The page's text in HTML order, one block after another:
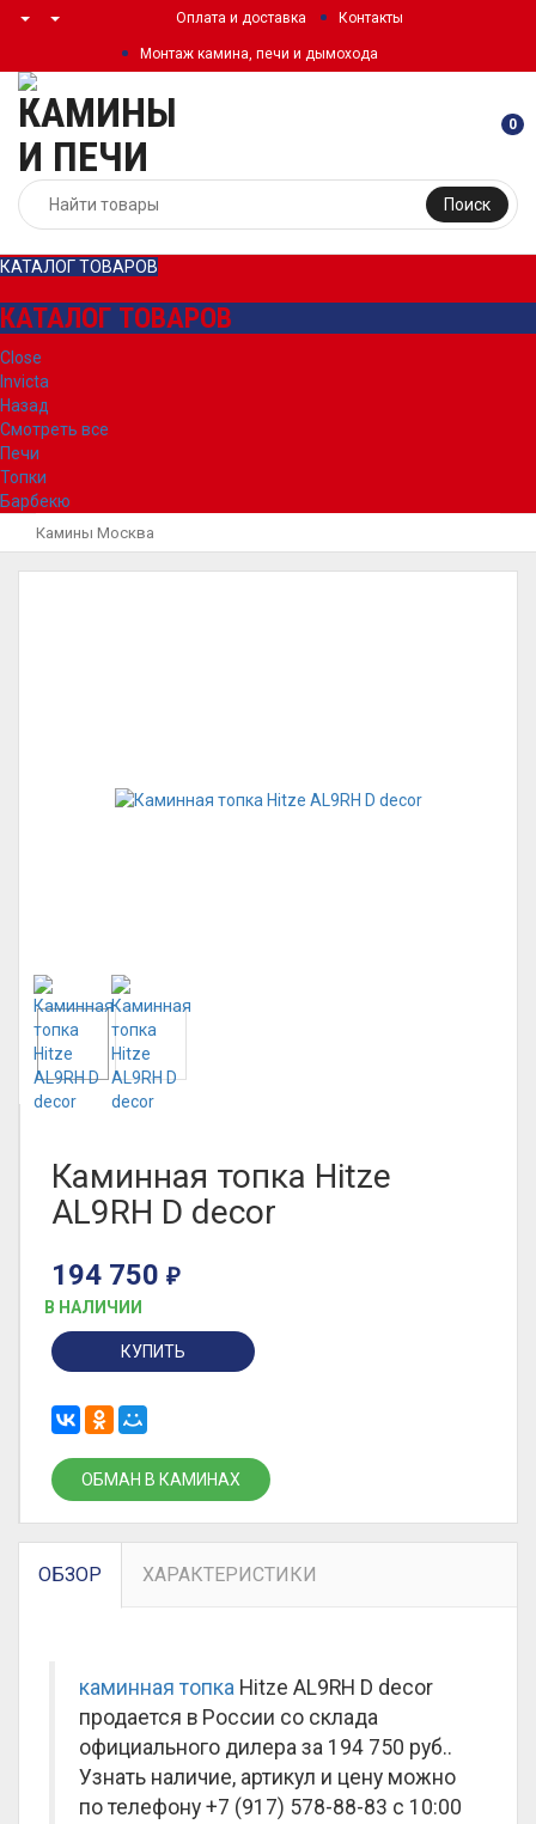
Оплата и доставка Контакты
Монтаж камина, печи и дымохода
Поиск
0
КАТАЛОГ ТОВАРОВ
КАТАЛОГ ТОВАРОВ
Close
Invicta
Назад
Смотреть все
Печи
Топки
Барбекю
Камины Москва
Каминная топка Hitze
AL9RH D decor
194 750 ₽
В НАЛИЧИИ
КУПИТЬ
ОБМАН В КАМИНАХ
ОБЗОР ХАРАКТЕРИСТИКИ
каминная топка Hitze AL9RH D decor
продается в России со склада
официального дилера за 194 750 руб..
Узнать наличие, артикул и цену можно
по телефону +7 (917) 578-88-83 с 10:00